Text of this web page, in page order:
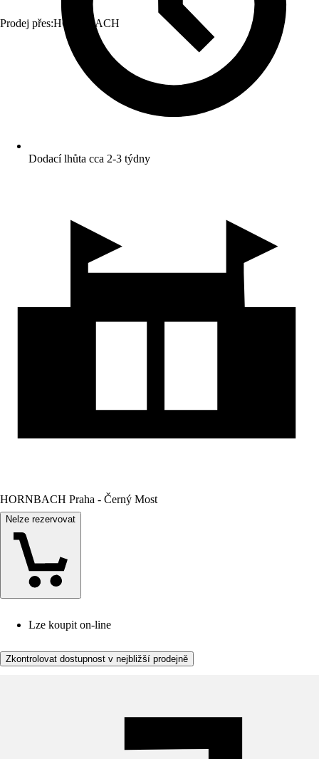
Prodej přes:HORNBACH
Dodací lhůta cca 2-3 týdny
HORNBACH Praha - Černý Most
Nelze rezervovat
Lze koupit on-line
Zkontrolovat dostupnost v nejbližší prodejně